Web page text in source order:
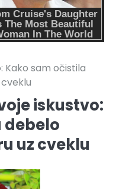
Kako sam očistila
iskustvo:
debelo
uz cveklu